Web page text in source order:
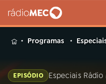
MENUProgramas
EPISÓDIO Especiais Rádio